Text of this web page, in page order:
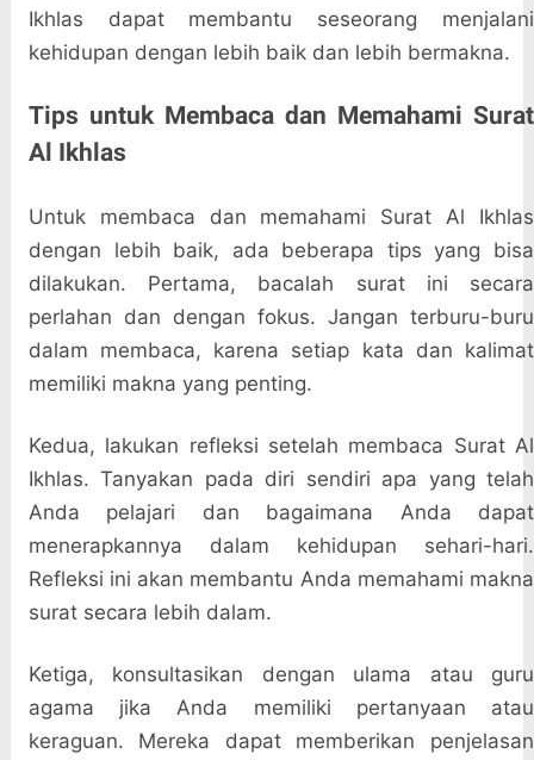
Ikhlas dapat membantu seseorang menjalani
kehidupan dengan lebih baik dan lebih bermakna.
Tips untuk Membaca dan Memahami Surat
Al Ikhlas
Untuk membaca dan memahami Surat Al Ikhlas
dengan lebih baik, ada beberapa tips yang bisa
dilakukan. Pertama, bacalah surat ini secara
perlahan dan dengan fokus. Jangan terburu-buru
dalam membaca, karena setiap kata dan kalimat
memiliki makna yang penting.
Kedua, lakukan refleksi setelah membaca Surat Al
Ikhlas. Tanyakan pada diri sendiri apa yang telah
Anda pelajari dan bagaimana Anda dapat
menerapkannya dalam kehidupan sehari-hari.
Refleksi ini akan membantu Anda memahami makna
surat secara lebih dalam.
Ketiga, konsultasikan dengan ulama atau guru
agama jika Anda memiliki pertanyaan atau
keraguan. Mereka dapat memberikan penjelasan